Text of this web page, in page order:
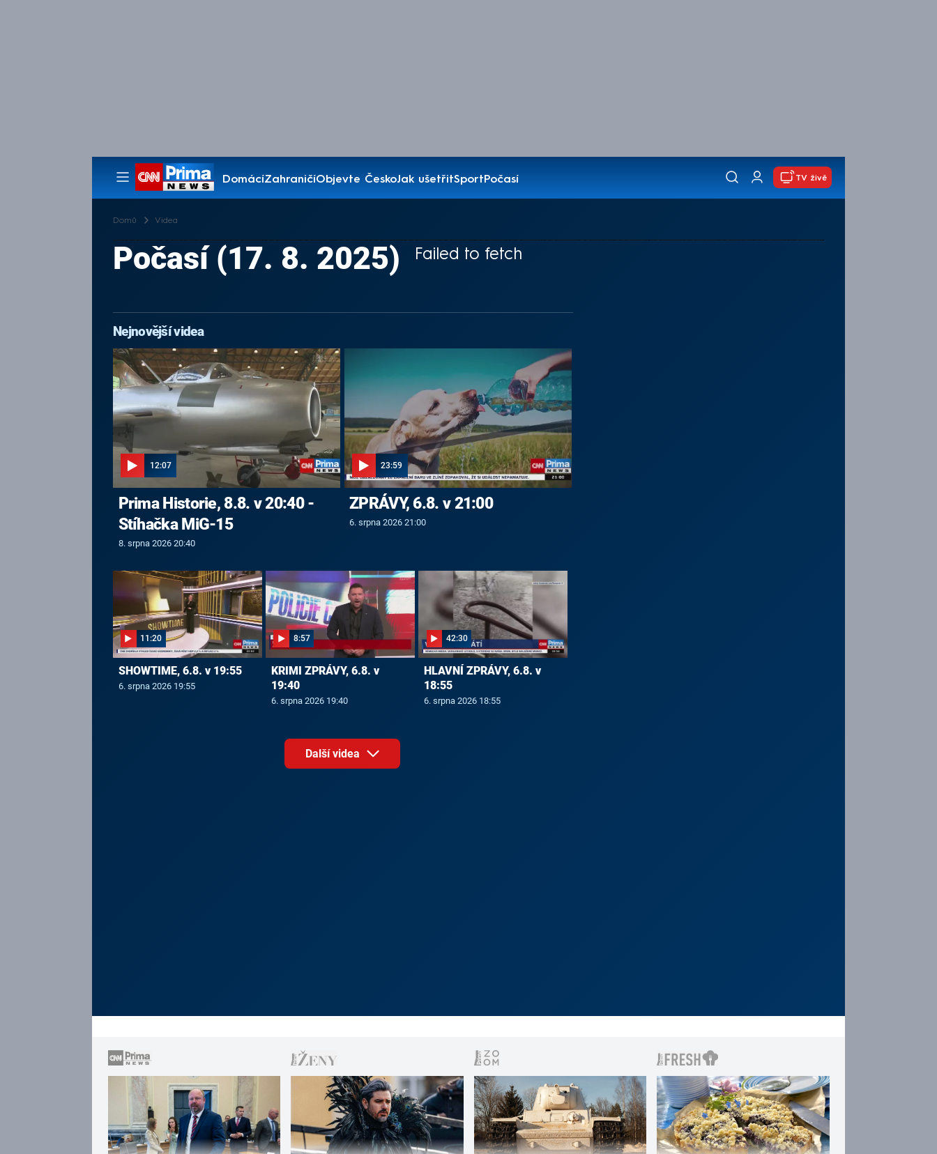
DomácíZahraničíObjevte ČeskoJak ušetřitSportPočasí
Pořady
TV živě
Domů Videa
Failed to fetch
Počasí (17. 8. 2025)
Nejnovější videa
12:07
Prima Historie, 8.8. v 20:40 -
Stíhačka MiG-15
8. srpna 2026 20:40
23:59
ZPRÁVY, 6.8. v 21:00
6. srpna 2026 21:00
11:20
SHOWTIME, 6.8. v 19:55
6. srpna 2026 19:55
8:57
KRIMI ZPRÁVY, 6.8. v
19:40
6. srpna 2026 19:40
42:30
HLAVNÍ ZPRÁVY, 6.8. v
18:55
6. srpna 2026 18:55
Další videa